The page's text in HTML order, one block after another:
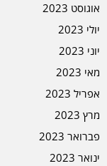
אוגוסט 2023
יולי 2023
יוני 2023
מאי 2023
אפריל 2023
מרץ 2023
פברואר 2023
ינואר 2023